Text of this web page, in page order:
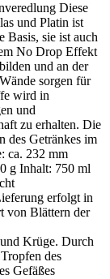
Diese
und Platin ist
Basis, sie ist auch
No Drop Effekt
und an der
sorgen für
wird in
und
zu erhalten. Die
des Getränkes im
ca. 232 mm
g Inhalt: 750 ml
erfolgt in
von Blättern der
Krüge. Durch
des
Gefäßes